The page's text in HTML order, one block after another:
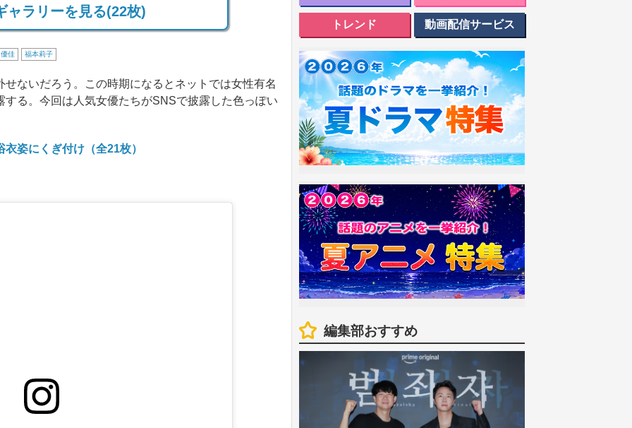
ャラリーを見る(22枚)
佳 福本莉子
ないだろう。この時期になるとネットでは女性有名
る。今回は人気女優たちがSNSで披露した色っぽい
姿にくぎ付け（全21枚）
トレンド 動画配信サービス
編集部おすすめ